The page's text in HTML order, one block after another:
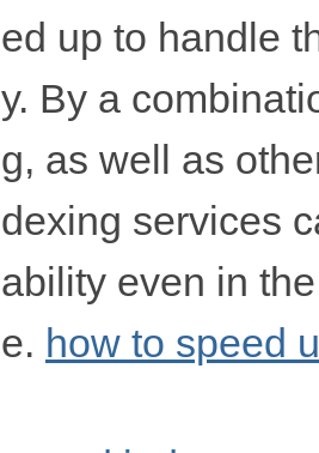
ed up to handle
y. By a
g, as well as
dexing services
ability even in
e. how to speed